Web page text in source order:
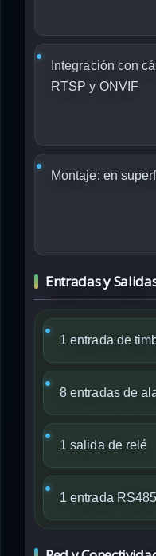
Integración con
RTSP y ONVIF
Montaje: en
Entradas y
1 entrada de
8 entradas de
1 salida de relé
1 entrada RS485